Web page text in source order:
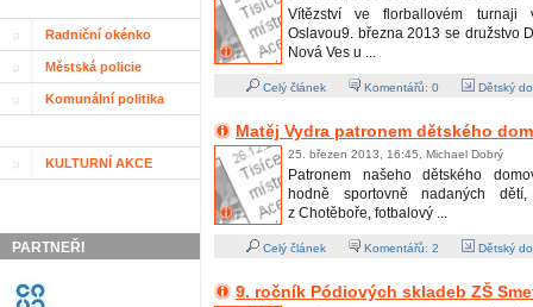
Radniční okénko
Městská policie
Komunální politika
KULTURNÍ AKCE
PARTNEŘI
Vítězství ve florballovém turnaji
Oslavou9. března 2013 se družstvo
Nová Ves u ...
Celý článek Komentářů: 0 Dětský
Matěj Vydra patronem dětského
25. březen 2013, 16:45, Michael Dobrý
Patronem našeho dětského
hodně sportovně nadaných
z Chotěboře, fotbalový ...
Celý článek Komentářů: 2 Dětský
9. ročník Pódiových skladeb ZŠ